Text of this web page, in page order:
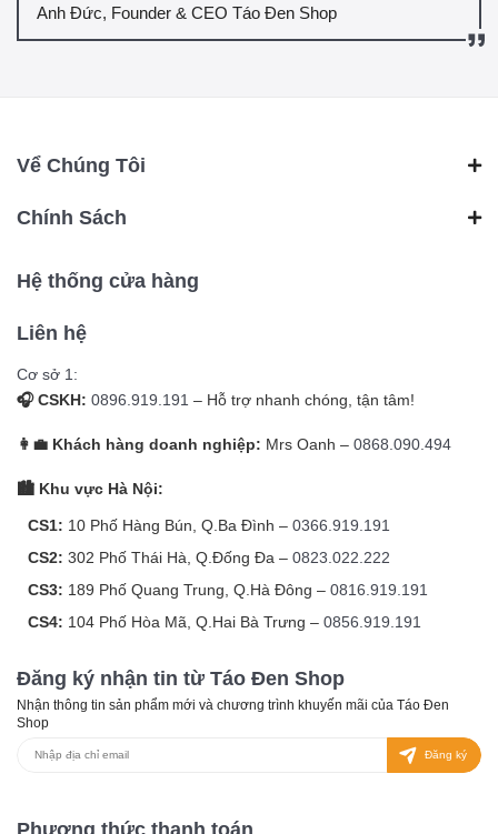
Anh Đức, Founder & CEO Táo Đen Shop
Vể Chúng Tôi
Chính Sách
Hệ thống cửa hàng
Liên hệ
Cơ sở 1:
🎧 CSKH: 0896.919.191 – Hỗ trợ nhanh chóng, tận tâm!
👩‍💼 Khách hàng doanh nghiệp: Mrs Oanh – 0868.090.494
🏙️ Khu vực Hà Nội:
CS1: 10 Phố Hàng Bún, Q.Ba Đình – 0366.919.191
CS2: 302 Phố Thái Hà, Q.Đống Đa – 0823.022.222
CS3: 189 Phố Quang Trung, Q.Hà Đông – 0816.919.191
CS4: 104 Phố Hòa Mã, Q.Hai Bà Trưng – 0856.919.191
Đăng ký nhận tin từ Táo Đen Shop
Nhận thông tin sản phẩm mới và chương trình khuyến mãi của Táo Đen
Shop
Đăng ký
Phương thức thanh toán